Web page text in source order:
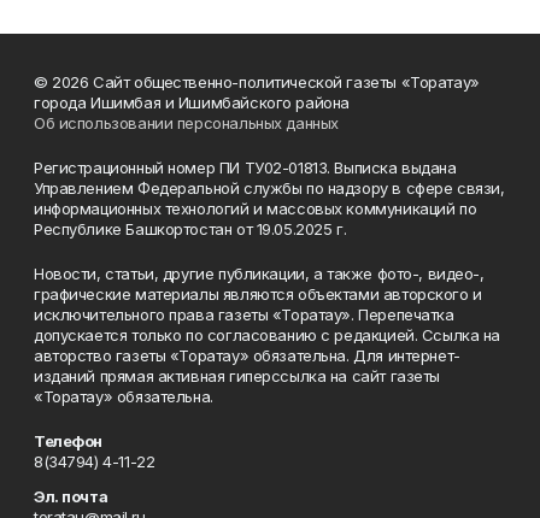
© 2026 Сайт общественно-политической газеты «Торатау»
города Ишимбая и Ишимбайского района
Об использовании персональных данных
Регистрационный номер ПИ ТУ02-01813. Выписка выдана
Управлением Федеральной службы по надзору в сфере связи,
информационных технологий и массовых коммуникаций по
Республике Башкортостан от 19.05.2025 г.
Новости, статьи, другие публикации, а также фото-, видео-,
графические материалы являются объектами авторского и
исключительного права газеты «Торатау». Перепечатка
допускается только по согласованию с редакцией. Ссылка на
авторство газеты «Торатау» обязательна. Для интернет-
изданий прямая активная гиперссылка на сайт газеты
«Торатау» обязательна.
Телефон
8(34794) 4-11-22
Эл. почта